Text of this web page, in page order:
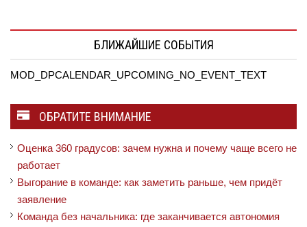
БЛИЖАЙШИЕ СОБЫТИЯ
MOD_DPCALENDAR_UPCOMING_NO_EVENT_TEXT
ОБРАТИТЕ ВНИМАНИЕ
Оценка 360 градусов: зачем нужна и почему чаще всего не
работает
Выгорание в команде: как заметить раньше, чем придёт
заявление
Команда без начальника: где заканчивается автономия